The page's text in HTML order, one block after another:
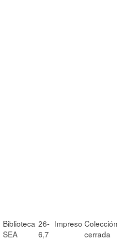
Biblioteca
SEA
26-
6,7
Impreso Colección
cerrada